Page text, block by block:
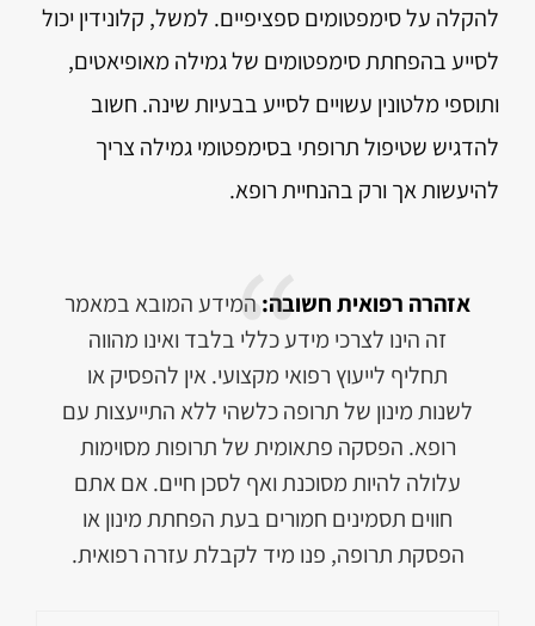
להקלה על סימפטומים ספציפיים. למשל, קלונידין יכול
לסייע בהפחתת סימפטומים של גמילה מאופיאטים,
ותוספי מלטונין עשויים לסייע בבעיות שינה. חשוב
להדגיש שטיפול תרופתי בסימפטומי גמילה צריך
להיעשות אך ורק בהנחיית רופא.
אזהרה רפואית חשובה: המידע המובא במאמר
זה הינו לצרכי מידע כללי בלבד ואינו מהווה
תחליף לייעוץ רפואי מקצועי. אין להפסיק או
לשנות מינון של תרופה כלשהי ללא התייעצות עם
רופא. הפסקה פתאומית של תרופות מסוימות
עלולה להיות מסוכנת ואף לסכן חיים. אם אתם
חווים תסמינים חמורים בעת הפחתת מינון או
הפסקת תרופה, פנו מיד לקבלת עזרה רפואית.